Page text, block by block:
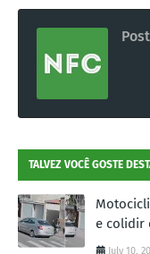
TALVEZ VOCÊ GOSTE
e colidir
July 10,